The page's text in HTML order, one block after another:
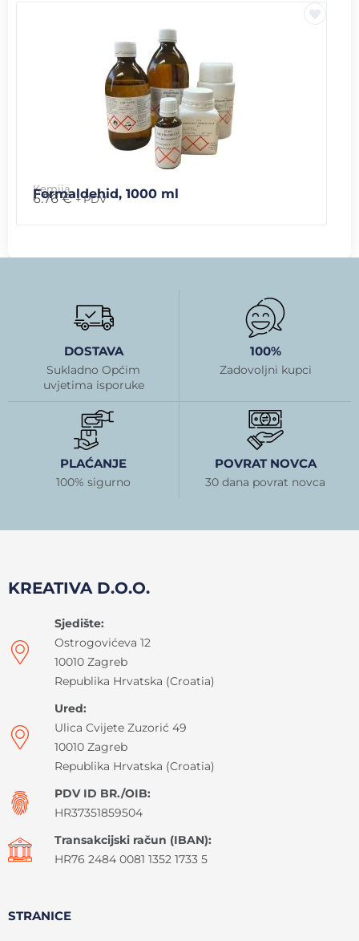
Kemija
Formaldehid, 1000 ml
6.76€ + PDV
DOSTAVA
Sukladno Općim
uvjetima isporuke
100%
Zadovoljni kupci
PLAĆANJE
100% sigurno
POVRAT NOVCA
30 dana povrat novca
KREATIVA D.O.O.
Sjedište:
Ostrogovićeva 12
10010 Zagreb
Republika Hrvatska (Croatia)
Ured:
Ulica Cvijete Zuzorić 49
10010 Zagreb
Republika Hrvatska (Croatia)
PDV ID BR./OIB:
HR37351859504
Transakcijski račun (IBAN):
HR76 2484 0081 1352 1733 5
STRANICE